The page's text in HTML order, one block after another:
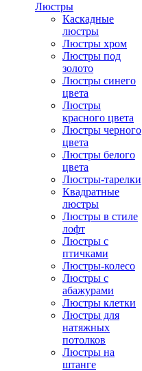
Люстры
Каскадные
люстры
Люстры хром
Люстры под
золото
Люстры синего
цвета
Люстры
красного цвета
Люстры черного
цвета
Люстры белого
цвета
Люстры-тарелки
Квадратные
люстры
Люстры в стиле
лофт
Люстры с
птичками
Люстры-колесо
Люстры с
абажурами
Люстры клетки
Люстры для
натяжных
потолков
Люстры на
штанге